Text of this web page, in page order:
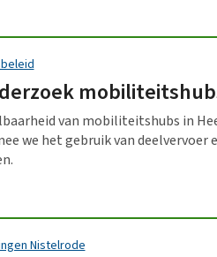
van mobiliteitshubs in
we het gebruik van deelvervoer
Nistelrode